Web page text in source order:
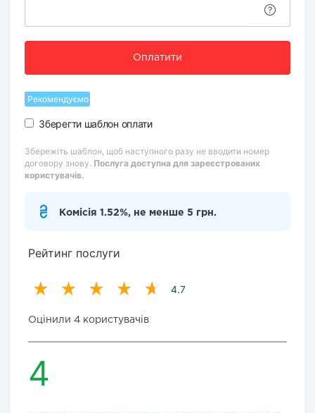
Оплатити
Рекомендуємо
Зберегти шаблон оплати
Збережіть шаблон, щоб наступного разу не вводити номер
договору знову. Послуга доступна для зареєстрованих
користувачів.
Комісія 1.52%, не менше 5 грн.
Рейтинг послуги
4.7
Оцінили 4 користувачів
4